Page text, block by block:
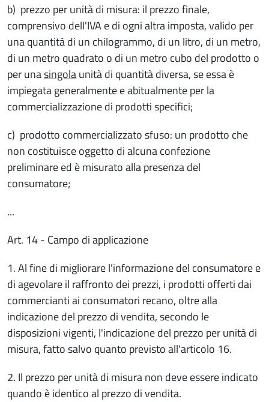
b) prezzo per unità di misura: il prezzo finale,
comprensivo dell'IVA e di ogni altra imposta, valido per
una quantità di un chilogrammo, di un litro, di un metro,
di un metro quadrato o di un metro cubo del prodotto o
per unasingolaunità di quantità diversa, se essa è
impiegata generalmente e abitualmente per la
commercializzazione di prodotti specifici;
c) prodotto commercializzato sfuso: un prodotto che
non costituisce oggetto di alcuna confezione
preliminare ed è misurato alla presenza del
consumatore;
...
Art. 14 - Campo di applicazione
1. Al fine di migliorare l'informazione del consumatore e
di agevolare il raffronto dei prezzi, i prodotti offerti dai
commercianti ai consumatori recano, oltre alla
indicazione del prezzo di vendita, secondo le
disposizioni vigenti, l'indicazione del prezzo per unità di
misura, fatto salvo quanto previsto all'articolo 16.
2. Il prezzo per unità di misura non deve essere indicato
quando è identico al prezzo di vendita.